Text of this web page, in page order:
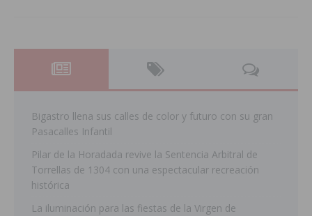
Bigastro llena sus calles de color y futuro con su gran
Pasacalles Infantil
Pilar de la Horadada revive la Sentencia Arbitral de
Torrellas de 1304 con una espectacular recreación
histórica
La iluminación para las fiestas de la Virgen de